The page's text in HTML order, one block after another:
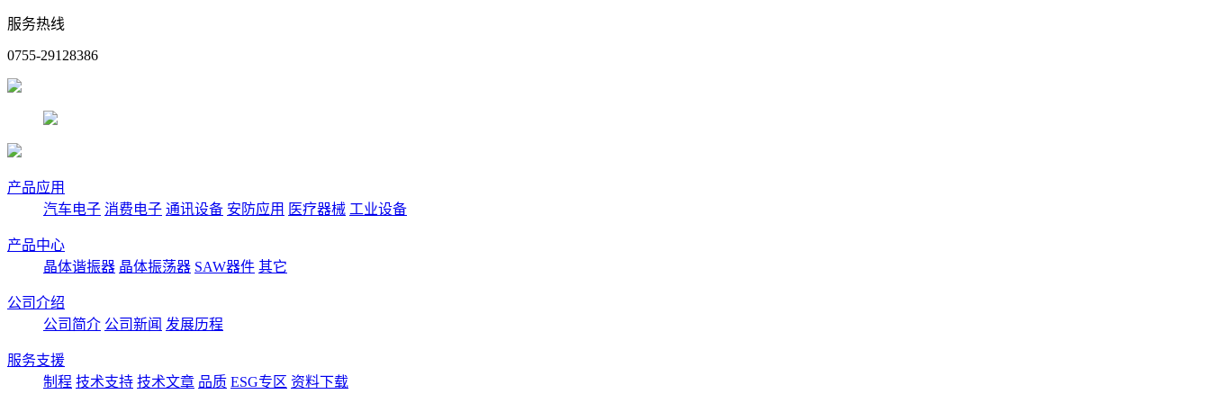
服务热线
0755-29128386
产品应用
汽车电子 消费电子 通讯设备 安防应用 医疗器械 工业设备
产品中心
晶体谐振器 晶体振荡器 SAW器件 其它
公司介绍
公司简介 公司新闻 发展历程
服务支援
制程 技术支持 技术文章 品质 ESG专区 资料下载